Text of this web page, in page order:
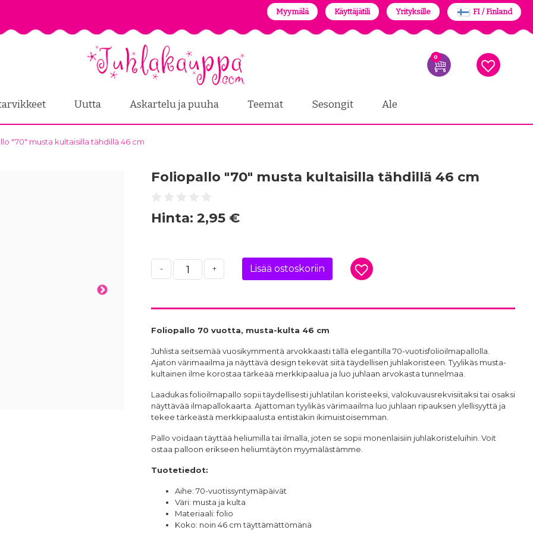
Myymälä Käyttäjätili Yrityksille FI / Finland
0
Uutta Askartelu ja puuha Teemat Sesongit Ale
"70" musta kultaisilla tähdillä 46 cm
Foliopallo "70" musta kultaisilla tähdillä 46 cm
Hinta: 2,95 €
- + Lisää ostoskoriin
Foliopallo 70 vuotta, musta-kulta 46 cm
Juhlista seitsemää vuosikymmentä arvokkaasti tällä elegantilla 70-vuotisfolioilmapallolla.
Ajaton värimaailma ja näyttävä design tekevät siitä täydellisen juhlakoristeen. Tyylikäs musta-
kultainen ilme korostaa tärkeää merkkipaalua ja luo juhlaan arvokasta tunnelmaa.
Laadukas folioilmapallo sopii täydellisesti juhlatilan koristeeksi, valokuvausrekvisiitaksi tai osaksi
näyttävää ilmapallokaarta. Ajattoman tyylikäs värimaailma luo juhlaan ripauksen ylellisyyttä ja
tekee tärkeästä merkkipaalusta entistäkin ikimuistoisemman.
Pallo voidaan täyttää heliumilla tai ilmalla, joten se sopii monenlaisiin juhlakoristeluihin. Voit
ostaa palloon erikseen heliumtäytön myymälästämme.
Tuotetiedot:
Aihe: 70-vuotissyntymäpäivät
Väri: musta ja kulta
Materiaali: folio
Koko: noin 46 cm täyttämättömänä